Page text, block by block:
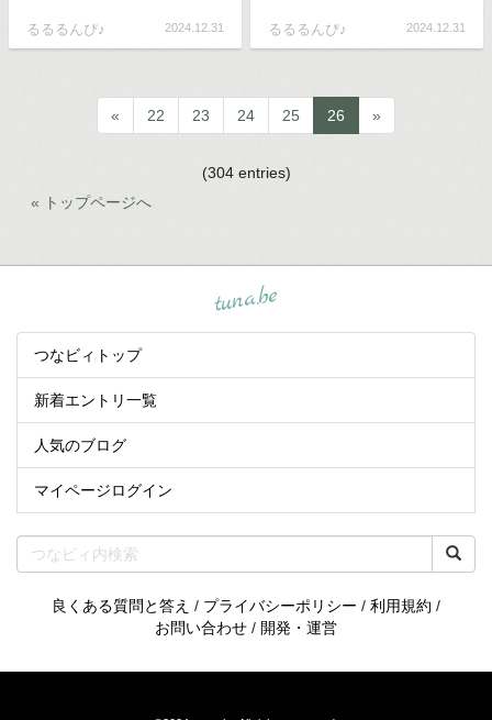
るるるんぴ♪ 2024.12.31 るるるんぴ♪ 2024.12.31
« 22 23 24 25 26 »
(304 entries)
« トップページへ
tuna.be
つなビィトップ
新着エントリ一覧
人気のブログ
マイページログイン
良くある質問と答え / プライバシーポリシー / 利用規約 /
お問い合わせ / 開発・運営